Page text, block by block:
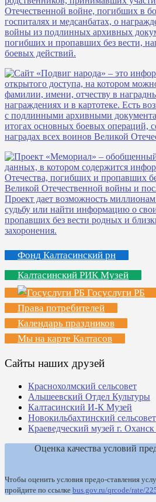
Фонд Калтасинский рн
Калтасинский РИК Музей
Госуслуги РБ
Права потребителей
Календарь праздников
Мы на карте Калтасов
Сайты наших друзей
Краснохолмский сельсовет
Альшеевский Отдел Культуры
Калтасинский И-К Музей
Новокильбахтинский сельсовет
Краеведческий музей г.
Оценка качества условий
Чтобы оценить условия предо-ставления
пройдите по ссылке bus.gov.ru/qrcode/rate/